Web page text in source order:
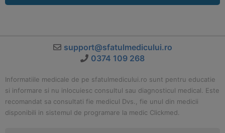
support@sfatulmedicului.ro
0374 109 268
Informatiile medicale de pe sfatulmedicului.ro sunt pentru educatie
si informare si nu inlocuiesc consultul sau diagnosticul medical. Este
recomandat sa consultati fie medicul Dvs., fie unul din medicii
disponibili in sistemul de programare la medic Clickmed.